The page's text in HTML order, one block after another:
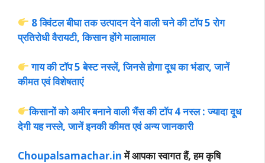
8 क्विंटल बीघा तक उत्पादन देने वाली चने की टॉप 5 रोग
प्रतिरोधी वैरायटी, किसान होंगे मालामाल
गाय की टॉप 5 बेस्ट नस्लें, जिनसे होगा दूध का भंडार, जानें
कीमत एवं विशेषताएं
किसानों को अमीर बनाने वाली भैंस की टॉप 4 नस्ल : ज्यादा दूध
देगी यह नस्ले, जानें इनकी कीमत एवं अन्य जानकारी
Choupalsamachar.inमें आपका स्वागत हैं, हम कृषि